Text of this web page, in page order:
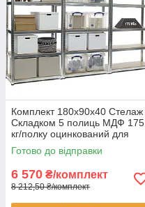
Комплект 180х90х40 Стелаж
Складком 5 полиць МДФ 175
кг/полку оцинкований для
дому офісу склад 3 штуки
Готово до відправки
6 570 ₴/комплект
8 212,50 ₴/комплект